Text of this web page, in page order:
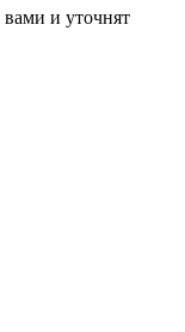
и уточнят